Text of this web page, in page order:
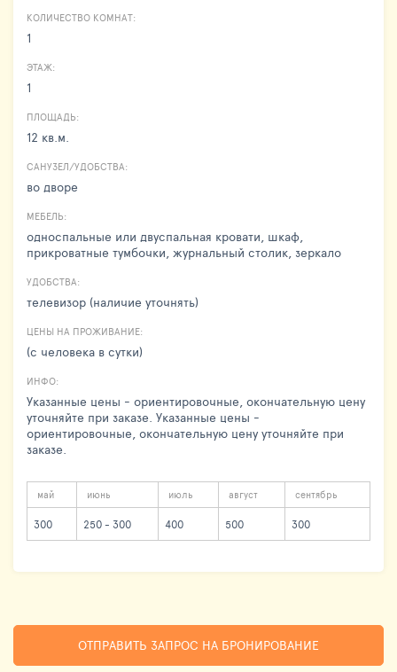
КОЛИЧЕСТВО КОМНАТ:
1
ЭТАЖ:
1
ПЛОЩАДЬ:
12 кв.м.
САНУЗЕЛ/УДОБСТВА:
во дворе
МЕБЕЛЬ:
односпальные или двуспальная кровати, шкаф,
прикроватные тумбочки, журнальный столик, зеркало
УДОБСТВА:
телевизор (наличие уточнять)
ЦЕНЫ НА ПРОЖИВАНИЕ:
(с человека в сутки)
ИНФО:
Указанные цены - ориентировочные, окончательную цену
уточняйте при заказе. Указанные цены -
ориентировочные, окончательную цену уточняйте при
заказе.
май июнь июль август сентябрь
300 250 - 300 400 500 300
ОТПРАВИТЬ ЗАПРОС НА БРОНИРОВАНИЕ